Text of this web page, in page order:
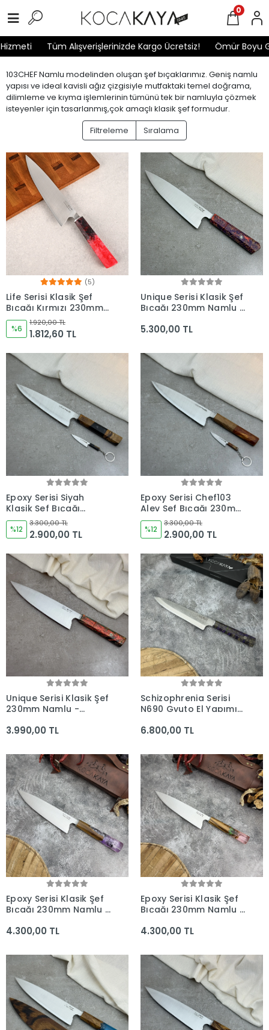
Tüm Alışverişlerinizde Kargo Ücretsiz! Ömür Boyu
0
103CHEF Namlu modelinden oluşan şef bıçaklarımız. Geniş namlu
yapısı ve ideal kavisli ağız çizgisiyle mutfaktaki temel doğrama,
dilimleme ve kıyma işlemlerinin tümünü tek bir namluyla çözmek
isteyenler için tasarlanmış,çok amaçlı klasik şef formudur.
Filtreleme
Sıralama
(5)
Life Serisi Klasik Şef
Bıçağı Kırmızı 230mm
Namlu - Epoksi Saplı
%6
1.920,00 TL
1.812,60 TL
Unique Serisi Klasik Şef
Bıçağı 230mm Namlu -
Bıçaklar
5.300,00 TL
Epoxy Serisi Siyah
Klasik Şef Bıçağı
230mm Namlu -
Kocakaya El Yapımı
Şef Bıçakları
%12
3.300,00 TL
2.900,00 TL
Epoxy Serisi Chef103
Alev Şef Bıçağı 230mm
Namlu - Kocakaya El
Yapımı Şef Bıçakları
%12
3.300,00 TL
2.900,00 TL
Unique Serisi Klasik Şef
230mm Namlu -
Şef Bıçakları
3.990,00 TL
Schizophrenia Serisi
N690 Gyuto El Yapımı
- Kocakaya Bıçakları
6.800,00 TL
Epoxy Serisi Klasik Şef
Bıçağı 230mm Namlu -
Bıçaklar
4.300,00 TL
Epoxy Serisi Klasik Şef
Bıçağı 230mm Namlu -
Bıçaklar
4.300,00 TL